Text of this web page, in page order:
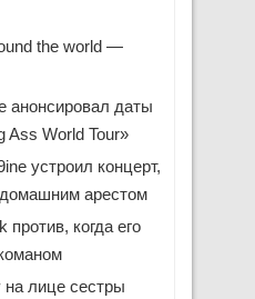
the world —
анонсировал даты
Ass World Tour»
устроил концерт,
арестом
против, когда его
на лице сестры